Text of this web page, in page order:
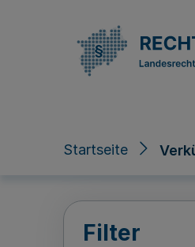
Startseite
Filter